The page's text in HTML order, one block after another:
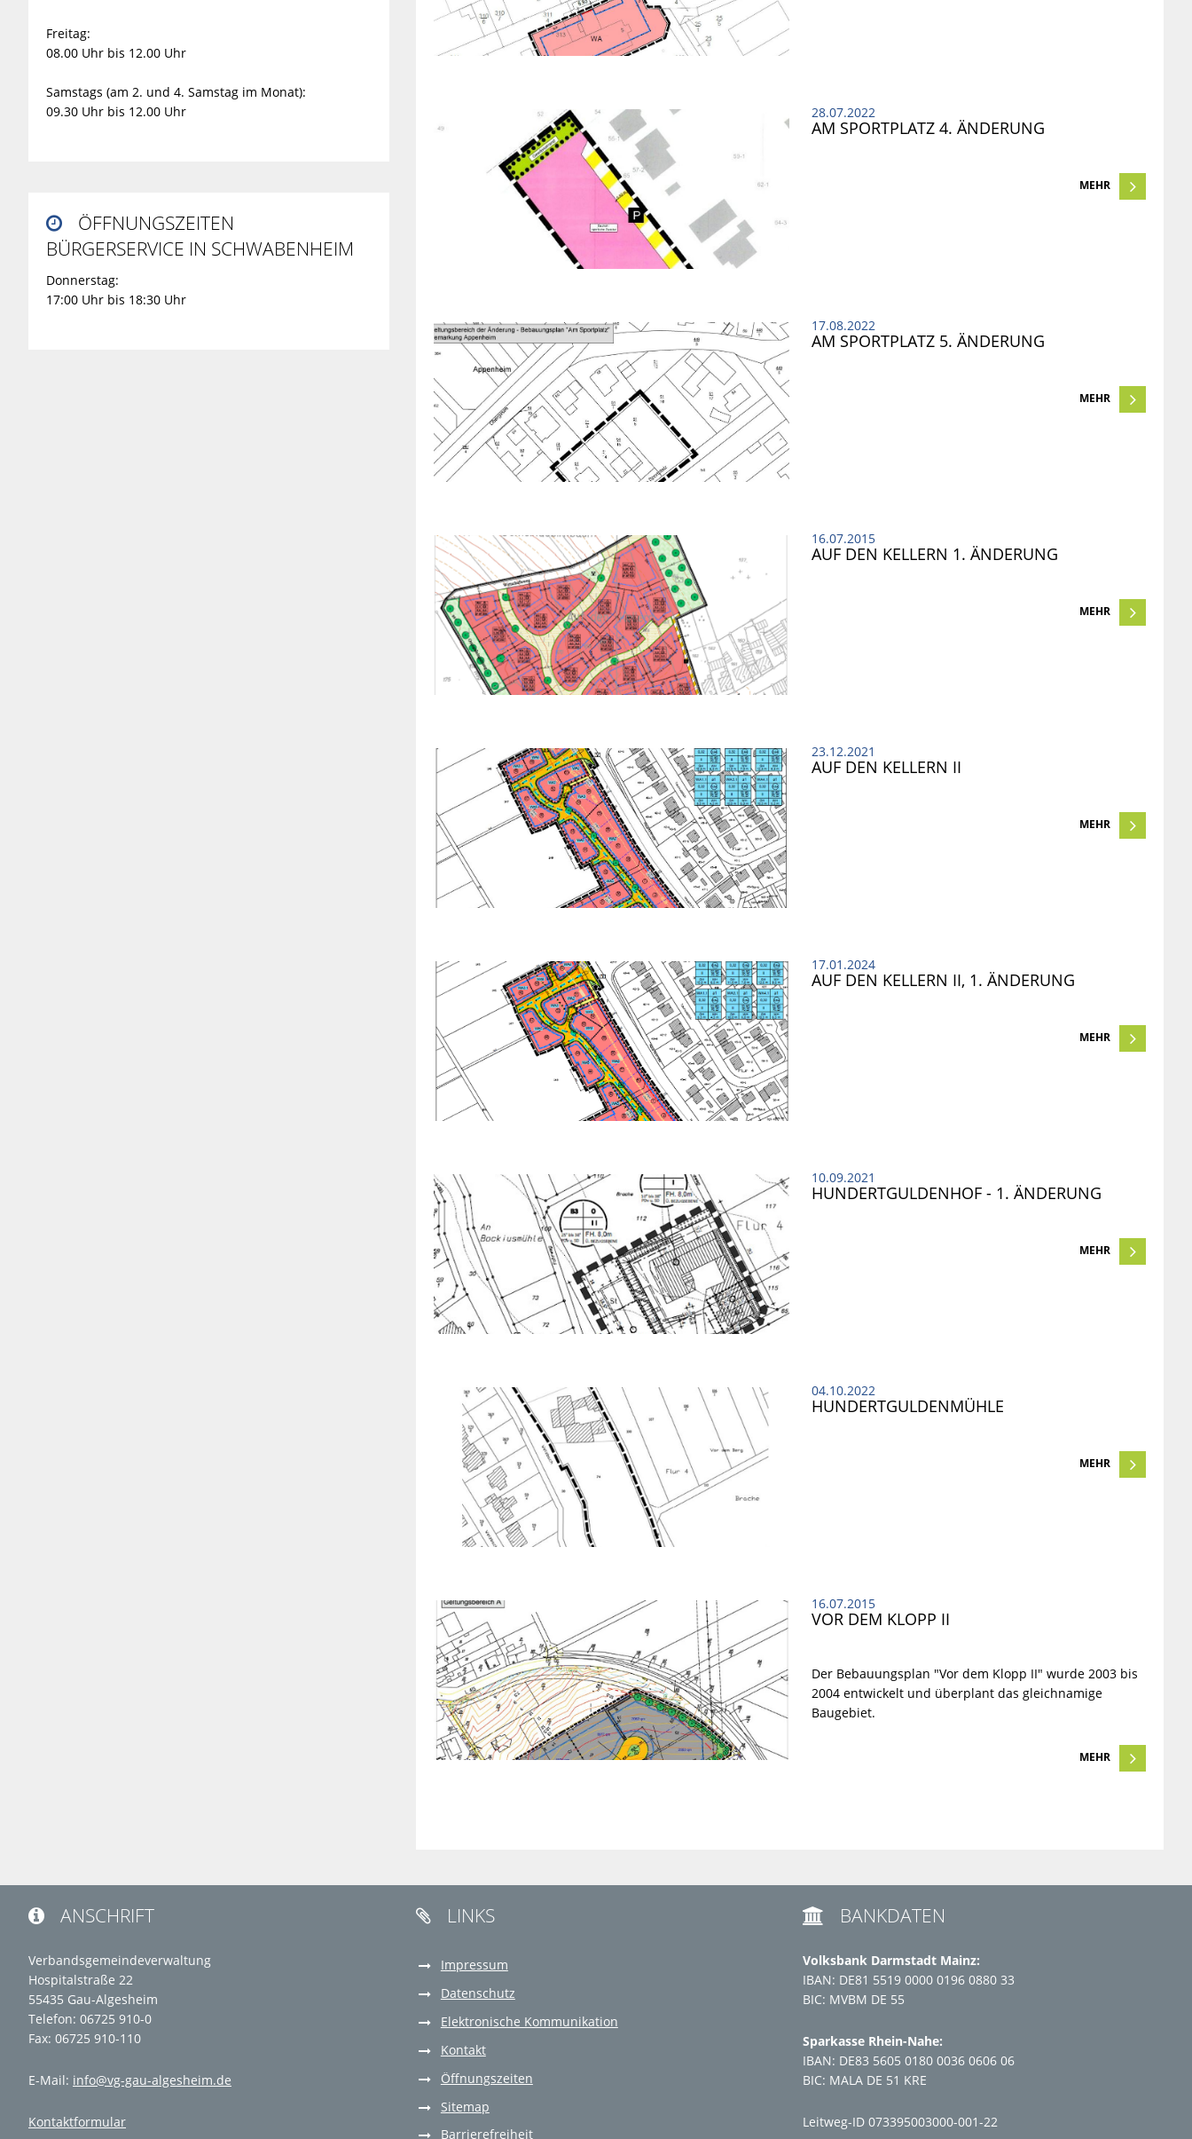
28.07.2022
AM SPORTPLATZ 4. ÄNDERUNG
MEHR
17.08.2022
AM SPORTPLATZ 5. ÄNDERUNG
MEHR
16.07.2015
AUF DEN KELLERN 1. ÄNDERUNG
MEHR
23.12.2021
AUF DEN KELLERN II
MEHR
17.01.2024
AUF DEN KELLERN II, 1. ÄNDERUNG
MEHR
10.09.2021
HUNDERTGULDENHOF - 1. ÄNDERUNG
MEHR
04.10.2022
HUNDERTGULDENMÜHLE
MEHR
16.07.2015
VOR DEM KLOPP II
Der Bebauungsplan "Vor dem Klopp II" wurde 2003 bis
2004 entwickelt und überplant das gleichnamige
Baugebiet.
MEHR
Freitag:
08.00 Uhr bis 12.00 Uhr
Samstags (am 2. und 4. Samstag im Monat):
09.30 Uhr bis 12.00 Uhr

ÖFFNUNGSZEITEN
BÜRGERSERVICE IN SCHWABENHEIM
Donnerstag:
17:00 Uhr bis 18:30 Uhr
 ANSCHRIFT
Verbandsgemeindeverwaltung
Hospitalstraße 22
55435 Gau-Algesheim
Telefon: 06725 910-0
Fax: 06725 910-110
E-Mail: info@vg-gau-algesheim.de
Kontaktformular
 LINKS
Impressum
Datenschutz
Elektronische Kommunikation
Kontakt
Öffnungszeiten
Sitemap
Barrierefreiheit
 BANKDATEN
Volksbank Darmstadt Mainz:
IBAN: DE81 5519 0000 0196 0880 33
BIC: MVBM DE 55
Sparkasse Rhein-Nahe:
IBAN: DE83 5605 0180 0036 0606 06
BIC: MALA DE 51 KRE
Leitweg-ID 073395003000-001-22